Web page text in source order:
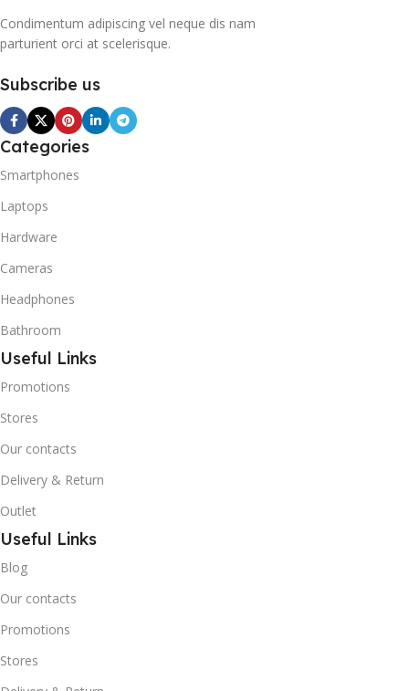
Condimentum adipiscing vel neque dis nam
parturient orci at scelerisque.
Subscribe us
Categories
Smartphones
Laptops
Hardware
Cameras
Headphones
Bathroom
Useful Links
Promotions
Stores
Our contacts
Delivery & Return
Outlet
Useful Links
Blog
Our contacts
Promotions
Stores